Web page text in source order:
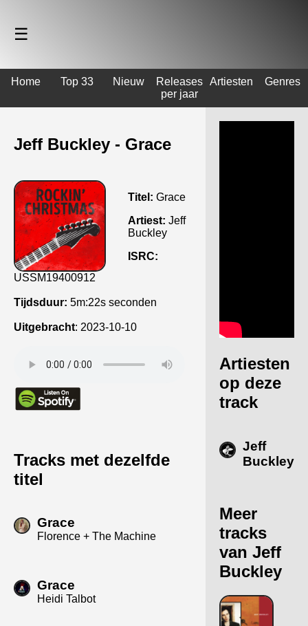
☰
Home Top 33 Nieuw
Releases
per jaar
Artiesten Genres
Jeff Buckley - Grace
Titel: Grace
Artiest: Jeff
Buckley
ISRC:
USSM19400912
Tijdsduur: 5m:22s seconden
Uitgebracht: 2023-10-10
Tracks met dezelfde
titel
Grace
Florence + The Machine
Grace
Heidi Talbot
Artiesten
op deze
track
Jeff
Buckley
Meer
tracks
van Jeff
Buckley